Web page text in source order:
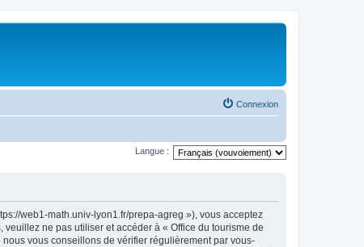
Connexion
Langue :
web1-math.univ-lyon1.fr/prepa-agreg »), vous acceptez
ne pas utiliser et accéder à « Office du tourisme de
vous conseillons de vérifier régulièrement par vous-